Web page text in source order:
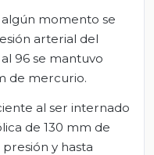
algún momento se
arterial del
96 se mantuvo
de mercurio.
al ser internado
de 130 mm de
y hasta